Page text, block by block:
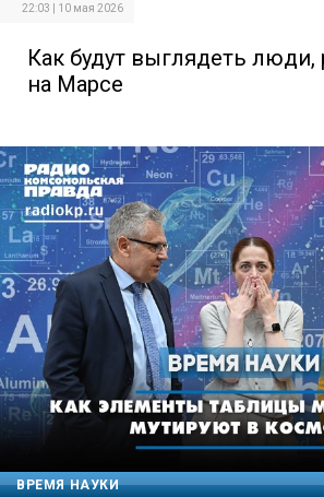
22:03 | 10 мая 2026
Как будут выглядеть
на Марсе
ВРЕМЯ НАУКИ